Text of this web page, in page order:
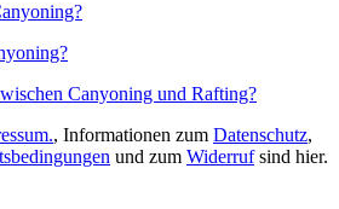
Canyoning und Rafting?
, Informationen zum Datenschutz,
und zum Widerrufsind hier.